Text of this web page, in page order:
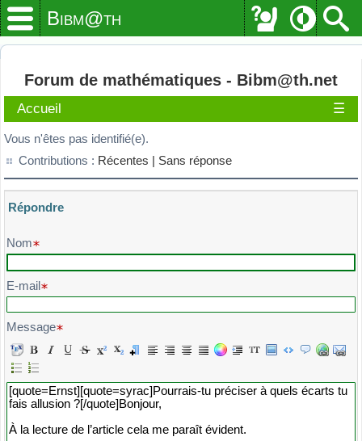
Bibm@th
Forum de mathématiques - Bibm@th.net
Accueil ☰
Vous n'êtes pas identifié(e).
Contributions : Récentes | Sans réponse
Répondre
Veuillez composer votre message et l'envoyer
Nom
E-mail
Message